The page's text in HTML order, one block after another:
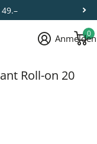
Anmelden
0
Roll-on 20